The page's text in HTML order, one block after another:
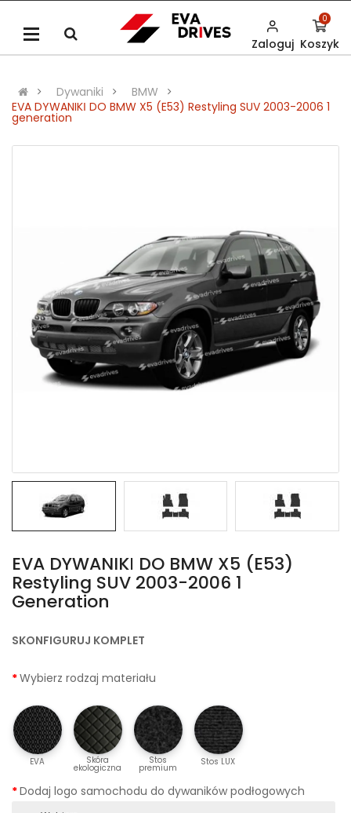
Zaloguj Koszyk
0
Dywaniki
BMW
EVA DYWANIKІ DO BMW X5 (E53) Restyling SUV 2003-2006 1
generation
EVA DYWANIKІ DO BMW X5 (E53)
Restyling SUV 2003-2006 1
Generation
SKONFIGURUJ KOMPLET
Wybierz rodzaj materiału
EVA Skóra
ekologiczna
Stos
premium
Stos LUX
Dodaj logo samochodu do dywaników podłogowych